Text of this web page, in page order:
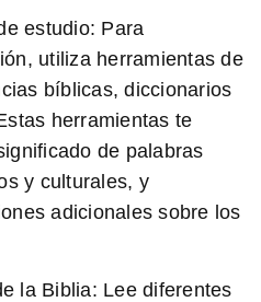
estudio: Para
utiliza herramientas de
bíblicas, diccionarios
herramientas te
de palabras
y culturales, y
adicionales sobre los
la Biblia: Lee diferentes